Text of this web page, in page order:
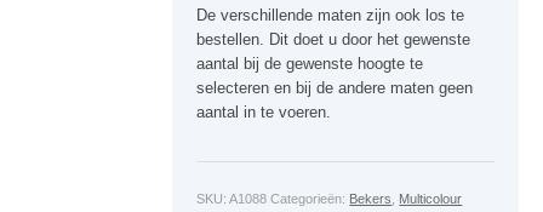
De verschillende maten zijn ook los te
bestellen. Dit doet u door het gewenste
aantal bij de gewenste hoogte te
selecteren en bij de andere maten geen
aantal in te voeren.
SKU:A1088 Categorieën: Bekers
Multicolour